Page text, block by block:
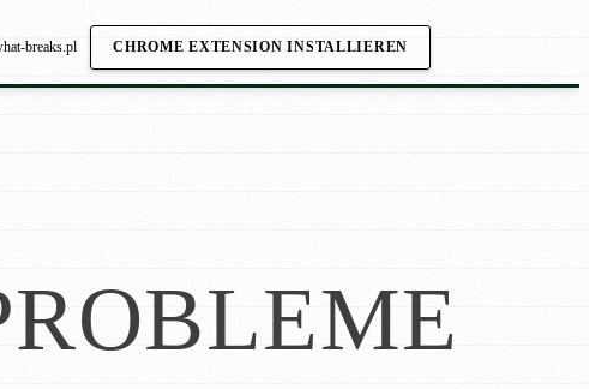
breaks.pl CHROME EXTENSION INSTALLIEREN